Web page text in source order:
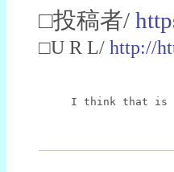
□投稿者/
□U R L/ http://
I think that is